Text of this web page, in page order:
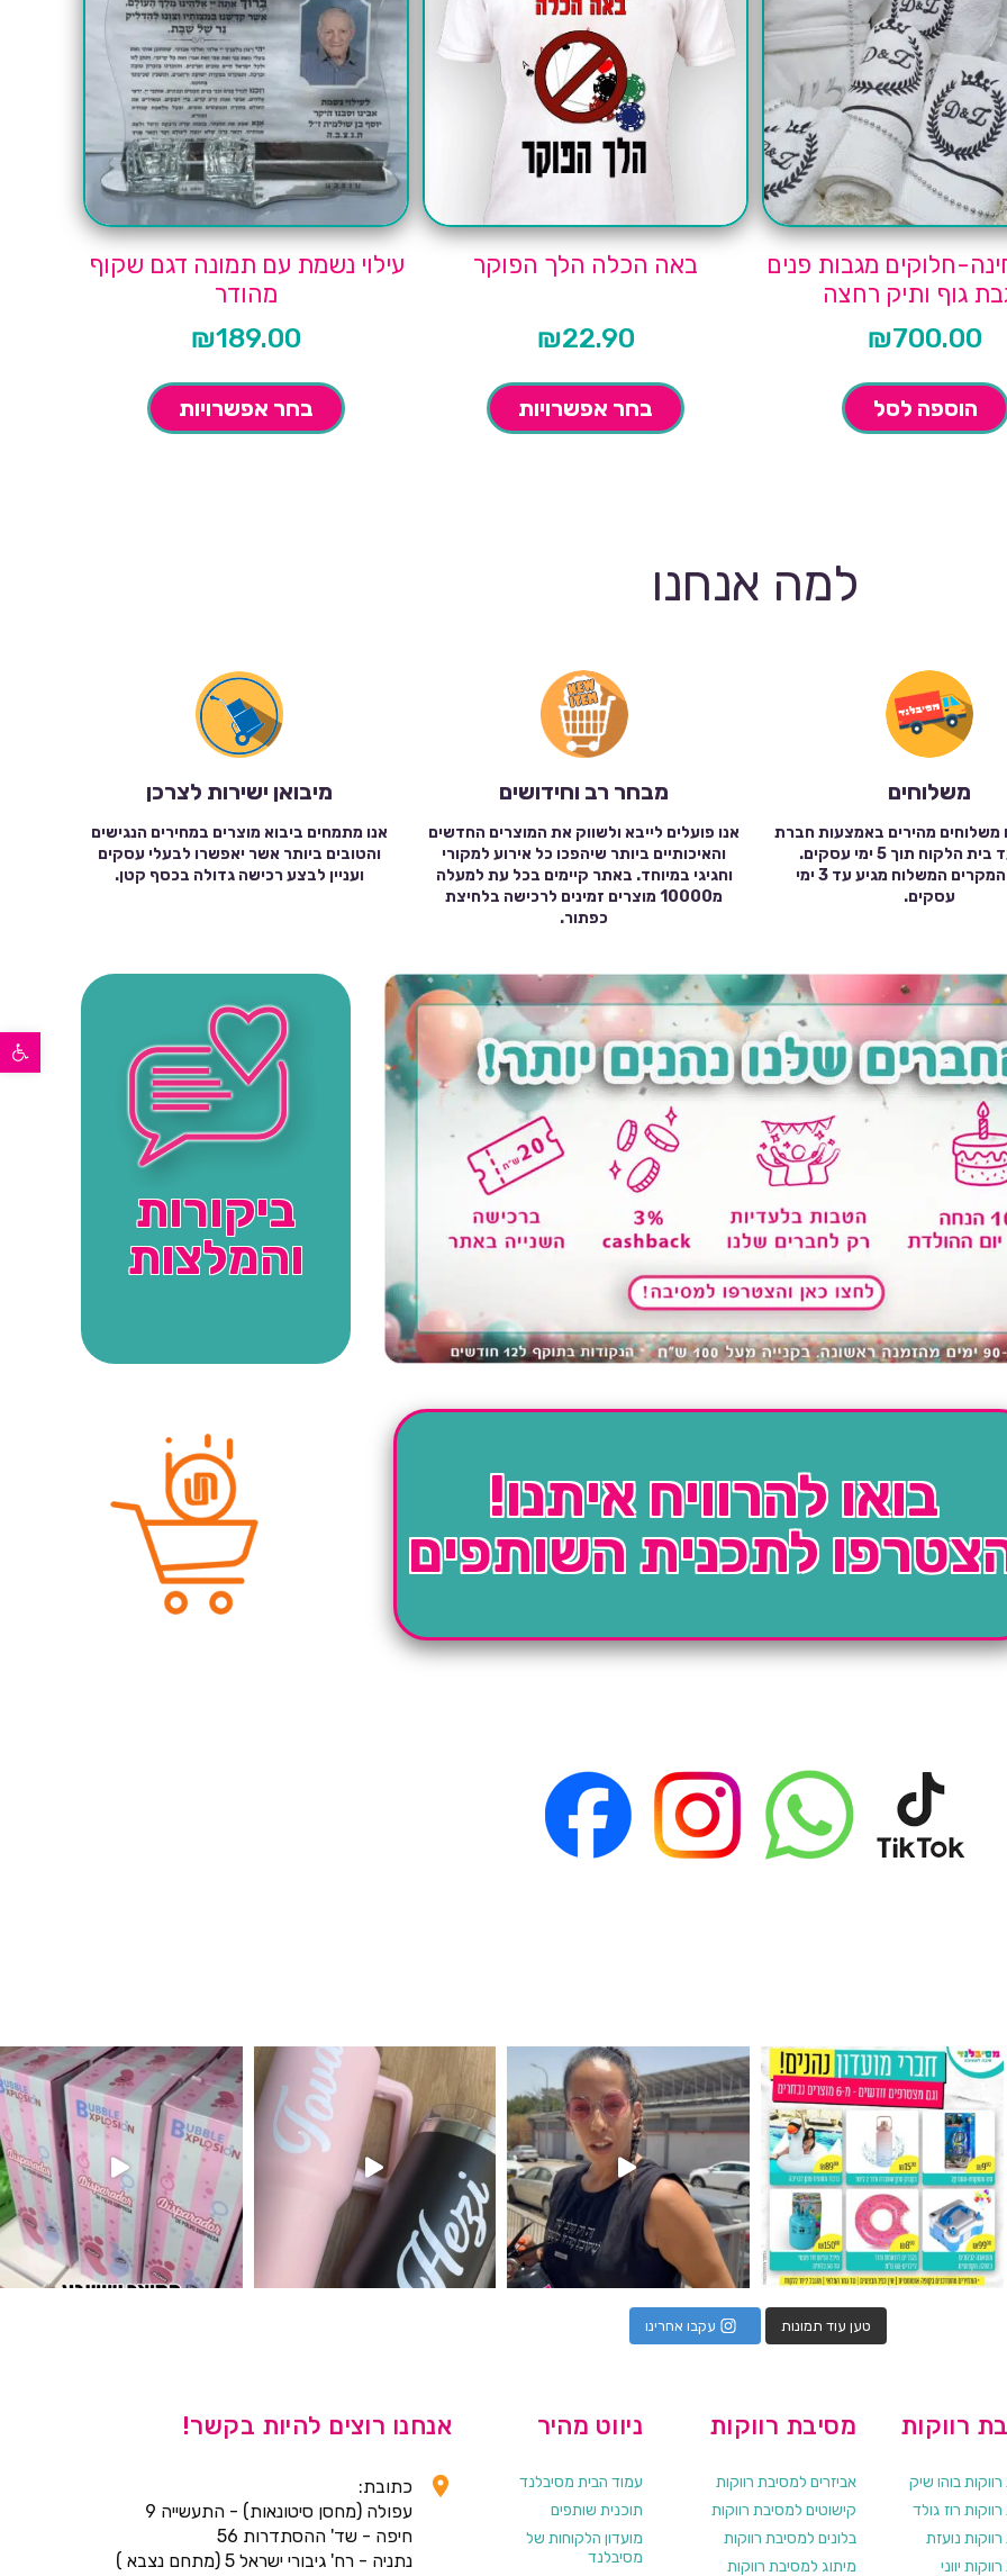
פתח סרגל נגישות
חלוקים מגבות פנים
גוף ותיק רחצה
₪700.00
הוספה לסל
באה הכלה הלך הפוקר
₪22.90
בחר אפשרויות
עילוי נשמת עם תמונה דגם שקוף
מהודר
₪189.00
בחר אפשרויות
למה אנחנו
משלוחים
משלוחים מהירים באמצעות חברת
שילוח עד בית הלקוח תוך 5 ימי עסקים.
במרבית המקרים המשלוח מגיע עד 3 ימי
עסקים.
מבחר רב וחידושים
אנו פועלים לייבא ולשווק את המוצרים החדשים
והאיכותיים ביותר שיהפכו כל אירוע למקורי
וחגיגי במיוחד. באתר קיימים בכל עת למעלה
מ10000 מוצרים זמינים לרכישה בלחיצת
כפתור.
מיבואן ישירות לצרכן
אנו מתמחים ביבוא מוצרים במחירים הנגישים
והטובים ביותר אשר יאפשרו לבעלי עסקים
ועניין לבצע רכישה גדולה בכסף קטן.
ביקורות
והמלצות
בואו להרוויח איתנו!
לתכנית השותפים
מין העובר רק במסיבלנד !! קיים
כוס נירוסטה ענקית שכול אחד צריך! קיימת באתר ובסניהמוצר הכי מבוקש שלנו מטף לגילוי מין העובר חזר למלא
טען עוד תמונות עקבו אחרינו
אנחנו רוצים להיות בקשר!
כתובת:
עפולה (מחסן סיטונאות) - התעשייה 9
חיפה - שד' ההסתדרות 56
נתניה - רח' גיבורי ישראל 5 (מתחם נצבא )
ניווט מהיר
עמוד הבית מסיבלנד
תוכנית שותפים
מועדון הלקוחות של
מסיבלנד
מסיבת רווקות
אביזרים למסיבת רווקות
קישוטים למסיבת רווקות
בלונים למסיבת רווקות
מיתוג למסיבת רווקות
רווקות
בוהו שיק
רוז גולד
נועזת
יווני